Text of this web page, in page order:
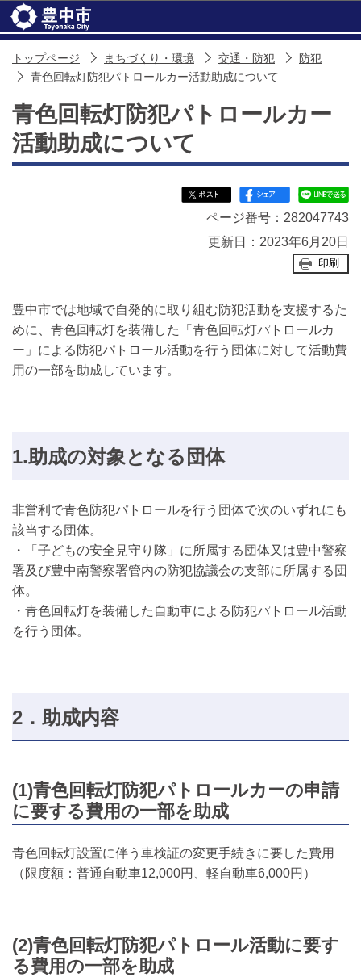
トップページ まちづくり・環境 交通・防犯
防犯
青色回転灯防犯パトロールカー活動助成について
青色回転灯防犯パトロールカー
活動助成について
ページ番号：282047743
更新日：2023年6月20日
印刷
豊中市では地域で自発的に取り組む防犯活動を支援するた
めに、青色回転灯を装備した「青色回転灯パトロールカ
ー」による防犯パトロール活動を行う団体に対して活動費
用の一部を助成しています。
1.助成の対象となる団体
非営利で青色防犯パトロールを行う団体で次のいずれにも
該当する団体。
・「子どもの安全見守り隊」に所属する団体又は豊中警察
署及び豊中南警察署管内の防犯協議会の支部に所属する団
体。
・青色回転灯を装備した自動車による防犯パトロール活動
を行う団体。
2．助成内容
(1)青色回転灯防犯パトロールカーの申請
に要する費用の一部を助成
青色回転灯設置に伴う車検証の変更手続きに要した費用
（限度額：普通自動車12,000円、軽自動車6,000円）
(2)青色回転灯防犯パトロール活動に要す
る費用の一部を助成